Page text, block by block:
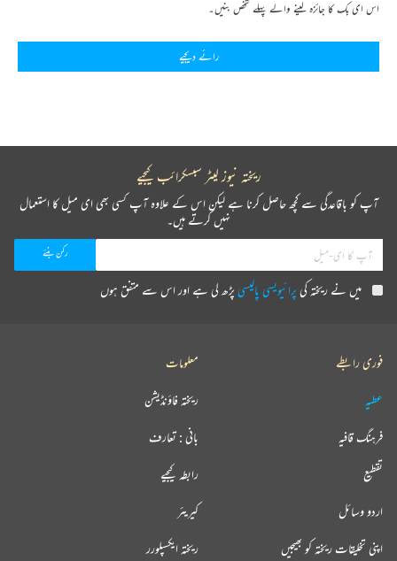
اس ای بک کا جائزہ لینے والے پہلے شخص بنیں۔
رائے دیجیے
ریختہ نیوز لیٹر سبسکرائب کیجیے
آپ کو باقاعدگی سے کچھ حاصل کرنا ہے لیکن اس کے علاوہ آپ کسی بھی ای میل کا استعمال
نہیں کرتے ہیں۔
میں نے ریختہ کیپرائیویسی پالیسیپڑھ لی ہے اور اس سے متفق ہوں
فوری رابطے
عطیہ
فرہنگ قافیہ
تقطیع
اردو وسائل
اپنی تخلیقات ریختہ کو بھیجیں
معلومات
ریختہ فاؤنڈیشن
بانی : تعارف
رابطہ کیجیے
کیریئر
ریختہ ایکسپلورر